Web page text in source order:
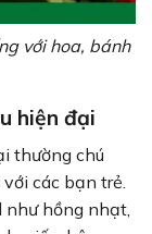
với hoa, bánh
hiện đại
thường chú
các bạn trẻ.
như hồng nhạt,